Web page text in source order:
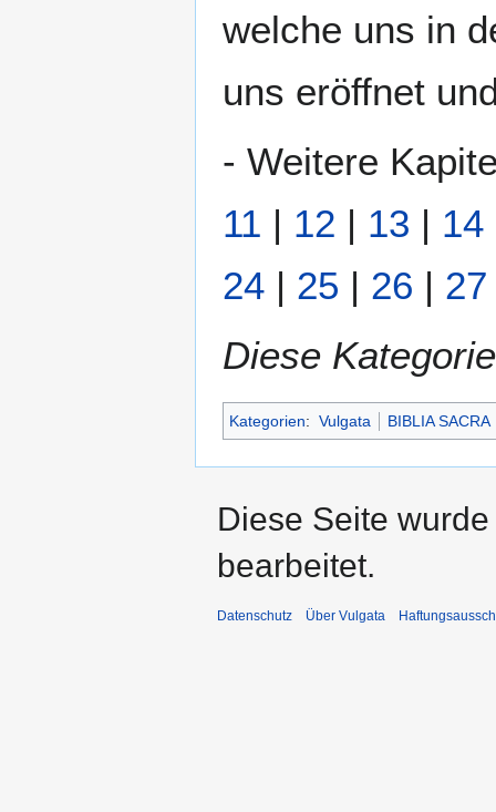
welche uns in
uns eröffnet
- Weitere
11 | 12 | 13 | 14
24 | 25 | 26 | 27
Diese
Kategorien: Vulgata BIBLIA SACRA
Diese Seite
bearbeitet.
Datenschutz Über Vulgata